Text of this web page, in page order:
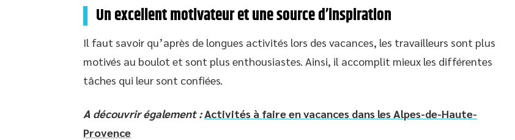
Un excellent motivateur et une source d’inspiration
Il faut savoir qu’après de longues activités lors des vacances, les travailleurs sont plus
motivés au boulot et sont plus enthousiastes. Ainsi, il accomplit mieux les différentes
tâches qui leur sont confiées.
A découvrir également :Activités à faire en vacances dans les Alpes-de-Haute-
Provence